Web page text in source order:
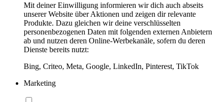
Mit deiner Einwilligung informieren wir dich auch abseits
unserer Website über Aktionen und zeigen dir relevante
Produkte. Dazu gleichen wir deine verschlüsselten
personenbezogenen Daten mit folgenden externen Anbietern
ab und nutzen deren Online-Werbekanäle, sofern du deren
Dienste bereits nutzt:
Bing, Criteo, Meta, Google, LinkedIn, Pinterest, TikTok
Marketing